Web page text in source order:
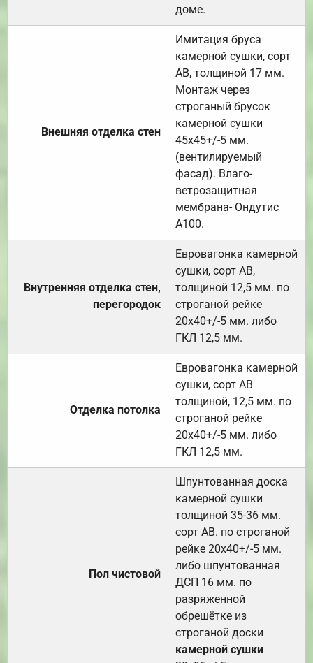
доме.
Внешняя отделка стен
Имитация бруса
камерной сушки, сорт
АВ, толщиной 17 мм.
Монтаж через
строганый брусок
камерной сушки
45х45+/-5 мм.
(вентилируемый
фасад). Влаго-
ветрозащитная
мембрана- Ондутис
А100.
Внутренняя отделка стен,
перегородок
Евровагонка камерной
сушки, сорт АВ,
толщиной 12,5 мм. по
строганой рейке
20х40+/-5 мм. либо
ГКЛ 12,5 мм.
Отделка потолка
Евровагонка камерной
сушки, сорт АВ
толщиной, 12,5 мм. по
строганой рейке
20х40+/-5 мм. либо
ГКЛ 12,5 мм.
Пол чистовой
Шпунтованная доска
камерной сушки
толщиной 35-36 мм.
сорт АВ. по строганой
рейке 20х40+/-5 мм.
либо шпунтованная
ДСП 16 мм. по
разряженной
обрешётке из
строганой доски
камерной сушки